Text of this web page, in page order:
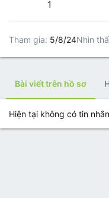
1
Tham gia 5/8/24Nhìn
Bài viết trên hồ sơ
Hiện tại không có tin